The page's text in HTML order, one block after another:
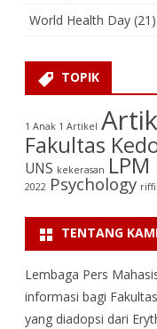
World Health Day (21)
TOPIK
1 Anak 1 Artikel
Fakultas
UNS kekerasan
2022 Psychology
TENTANG
Lembaga Pers
informasi bagi
yang diadopsi dari